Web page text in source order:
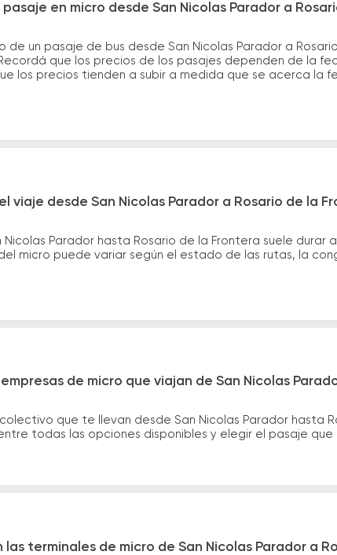
en micro desde San Nicolas Parador a
de un pasaje de bus desde San Nicolas Parador a
que los precios de los pasajes dependen de la
los precios tienden a subir a medida que se acerca
viaje desde San Nicolas Parador a Rosario de la
Nicolas Parador hasta Rosario de la Frontera suele durar
micro puede variar según el estado de las rutas, la
de micro que viajan de San Nicolas
que te llevan desde San Nicolas Parador hasta
todas las opciones disponibles y elegir el pasaje
las terminales de micro de San Nicolas Parador a